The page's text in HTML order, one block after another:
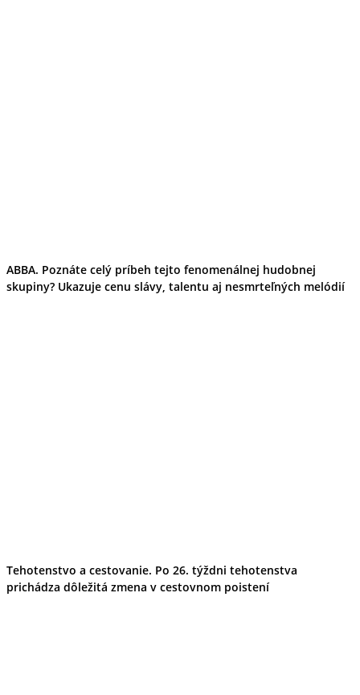
ABBA. Poznáte celý príbeh tejto fenomenálnej hudobnej
skupiny? Ukazuje cenu slávy, talentu aj nesmrteľných melódií
Tehotenstvo a cestovanie. Po 26. týždni tehotenstva
prichádza dôležitá zmena v cestovnom poistení